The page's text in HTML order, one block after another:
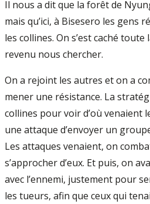
Il nous a dit que la forêt de
mais qu’ici, à Bisesero les gens
les collines. On s’est caché
revenu nous chercher.
On a rejoint les autres et on a
mener une résistance. La
collines pour voir d’où venaient
une attaque d’envoyer un
Les attaques venaient, on
s’approcher d’eux. Et puis, on
avec l’ennemi, justement pour
les tueurs, afin que ceux qui